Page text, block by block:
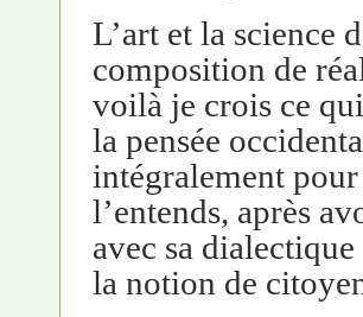
L’art et la science
composition de
voilà je crois ce
la pensée
intégralement
l’entends, après
avec sa
la notion de